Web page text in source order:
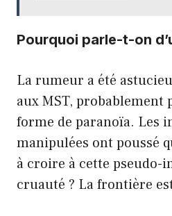
Pourquoi parle-t-on
La rumeur a été
aux MST,
forme de paranoïa. Les
manipulées ont poussé
à croire à cette pseudo-
cruauté ? La frontière